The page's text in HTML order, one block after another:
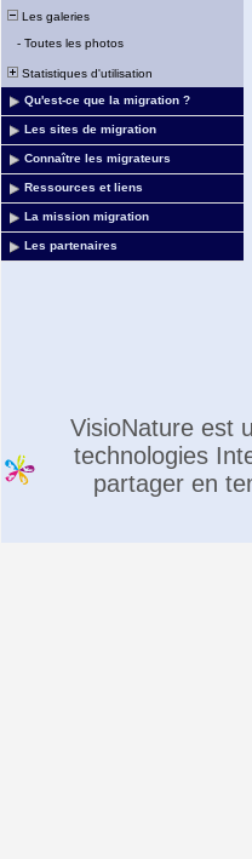
Les galeries
- Toutes les photos
Statistiques d'utilisation
Qu'est-ce que la migration ?
Les sites de migration
Connaître les migrateurs
Ressources et liens
La mission migration
Les partenaires
VisioNature est
technologies
partager en